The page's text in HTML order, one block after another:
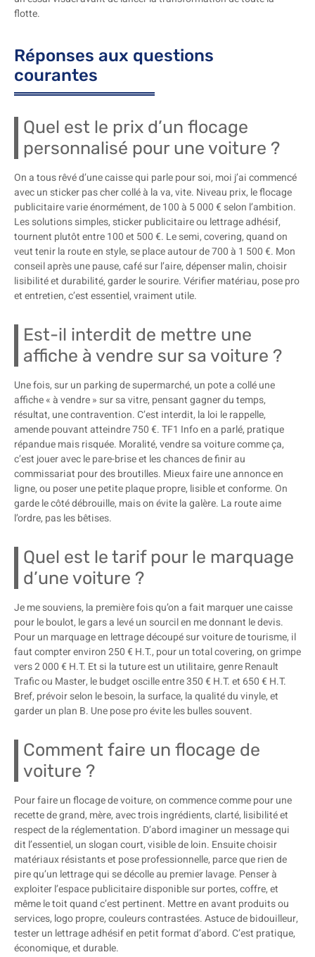
flotte.
Réponses aux questions
courantes
Quel est le prix d’un flocage
personnalisé pour une voiture ?
On a tous rêvé d’une caisse qui parle pour soi, moi j’ai commencé
avec un sticker pas cher collé à la va, vite. Niveau prix, le flocage
publicitaire varie énormément, de 100 à 5 000 € selon l’ambition.
Les solutions simples, sticker publicitaire ou lettrage adhésif,
tournent plutôt entre 100 et 500 €. Le semi, covering, quand on
veut tenir la route en style, se place autour de 700 à 1 500 €. Mon
conseil après une pause, café sur l’aire, dépenser malin, choisir
lisibilité et durabilité, garder le sourire. Vérifier matériau, pose pro
et entretien, c’est essentiel, vraiment utile.
Est-il interdit de mettre une
affiche à vendre sur sa voiture ?
Une fois, sur un parking de supermarché, un pote a collé une
affiche « à vendre » sur sa vitre, pensant gagner du temps,
résultat, une contravention. C’est interdit, la loi le rappelle,
amende pouvant atteindre 750 €. TF1 Info en a parlé, pratique
répandue mais risquée. Moralité, vendre sa voiture comme ça,
c’est jouer avec le pare-brise et les chances de finir au
commissariat pour des broutilles. Mieux faire une annonce en
ligne, ou poser une petite plaque propre, lisible et conforme. On
garde le côté débrouille, mais on évite la galère. La route aime
l’ordre, pas les bêtises.
Quel est le tarif pour le marquage
d’une voiture ?
Je me souviens, la première fois qu’on a fait marquer une caisse
pour le boulot, le gars a levé un sourcil en me donnant le devis.
Pour un marquage en lettrage découpé sur voiture de tourisme, il
faut compter environ 250 € H.T., pour un total covering, on grimpe
vers 2 000 € H.T. Et si la tuture est un utilitaire, genre Renault
Trafic ou Master, le budget oscille entre 350 € H.T. et 650 € H.T.
Bref, prévoir selon le besoin, la surface, la qualité du vinyle, et
garder un plan B. Une pose pro évite les bulles souvent.
Comment faire un flocage de
voiture ?
Pour faire un flocage de voiture, on commence comme pour une
recette de grand, mère, avec trois ingrédients, clarté, lisibilité et
respect de la réglementation. D’abord imaginer un message qui
dit l’essentiel, un slogan court, visible de loin. Ensuite choisir
matériaux résistants et pose professionnelle, parce que rien de
pire qu’un lettrage qui se décolle au premier lavage. Penser à
exploiter l’espace publicitaire disponible sur portes, coffre, et
même le toit quand c’est pertinent. Mettre en avant produits ou
services, logo propre, couleurs contrastées. Astuce de bidouilleur,
tester un lettrage adhésif en petit format d’abord. C’est pratique,
économique, et durable.